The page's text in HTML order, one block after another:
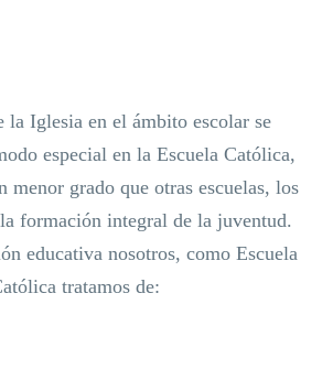
la Iglesia en el ámbito escolar se
especial en la Escuela Católica,
menor grado que otras escuelas, los
formación integral de la juventud.
educativa nosotros, como Escuela
tratamos de: